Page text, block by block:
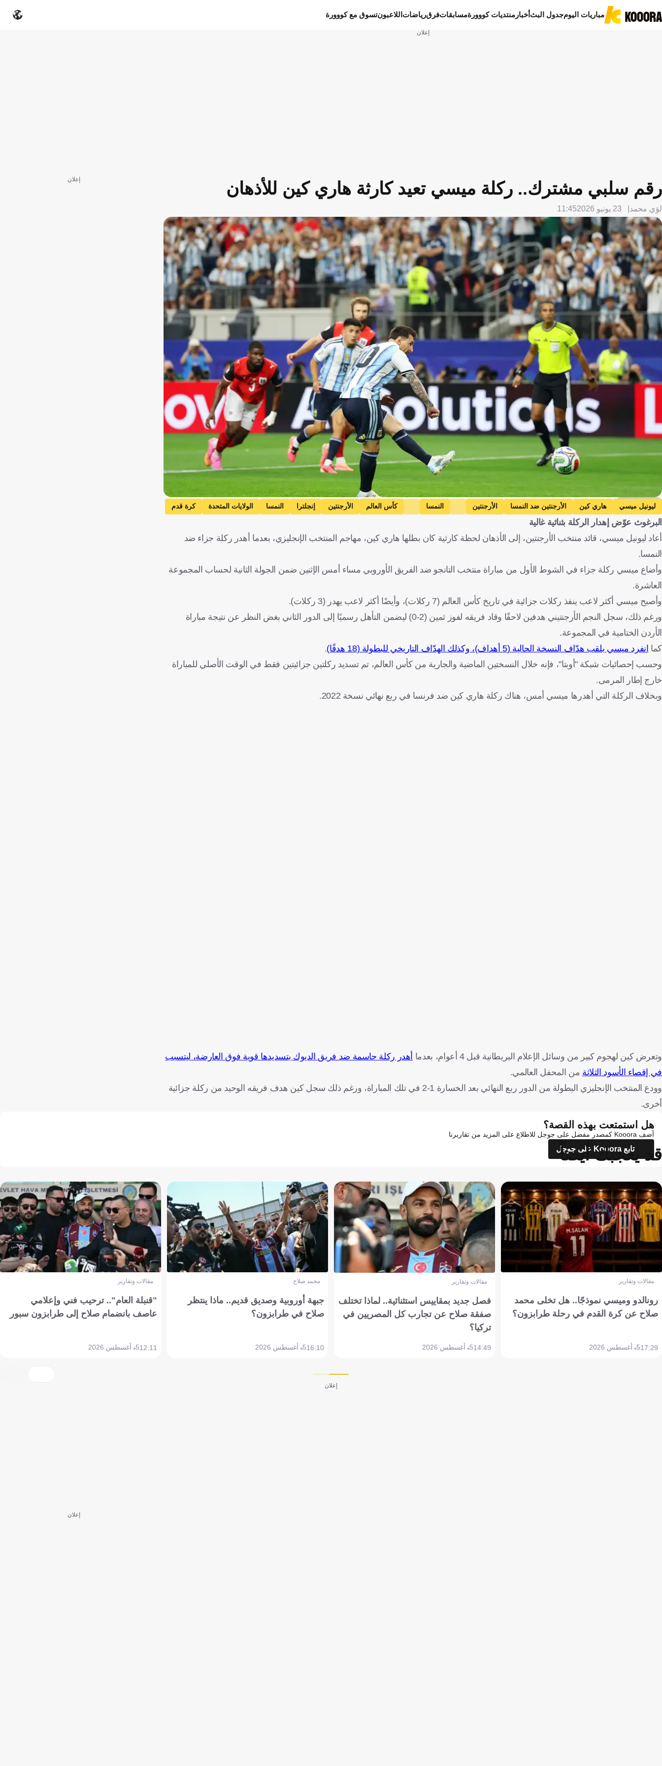
مباريات اليومجدول البثأخبار منتديات كووورةمسابقاتفرقرياضات اللاعبونتسوق مع كووورة
إعلان
رقم سلبي مشترك.. ركلة ميسي تعيد كارثة هاري كين للأذهان
لؤي محمد 23 يونيو 2026 11:45
Getty Images
ليونيل ميسي هاري كين الأرجنتين ضد النمسا الأرجنتين النمسا كأس العالم الأرجنتين إنجلترا النمسا الولايات المتحدة كرة قدم
البرغوث عوّض إهدار الركلة بثنائية غالية
أعاد ليونيل ميسي، قائد منتخب الأرجنتين، إلى الأذهان لحظة كارثية كان بطلها هاري كين، مهاجم المنتخب الإنجليزي، بعدما أهدر ركلة جزاء ضد
النمسا.
وأضاع ميسي ركلة جزاء في الشوط الأول من مباراة منتخب التانجو ضد الفريق الأوروبي مساء أمس الإثنين ضمن الجولة الثانية لحساب المجموعة
العاشرة.
وأصبح ميسي أكثر لاعب ينفذ ركلات جزائية في تاريخ كأس العالم (7 ركلات)، وأيضًا أكثر لاعب يهدر (3 ركلات).
ورغم ذلك، سجل النجم الأرجنتيني هدفين لاحقًا وقاد فريقه لفوز ثمين (2-0) ليضمن التأهل رسميًا إلى الدور الثاني بغض النظر عن نتيجة مباراة
الأردن الختامية في المجموعة.
كما انفرد ميسي بلقب هدّاف النسخة الحالية (5 أهداف)، وكذلك الهدّاف التاريخي للبطولة (18 هدفًا)
.
وحسب إحصائيات شبكة "أوبتا"، فإنه خلال النسختين الماضية والجارية من كأس العالم، تم تسديد ركلتين جزائيتين فقط في الوقت الأصلي للمباراة
خارج إطار المرمى.
وبخلاف الركلة التي أهدرها ميسي أمس، هناك ركلة هاري كين ضد فرنسا في ربع نهائي نسخة 2022.
وتعرض كين لهجوم كبير من وسائل الإعلام البريطانية قبل 4 أعوام، بعدما
أهدر ركلة حاسمة ضد فريق الديوك بتسديدها قوية فوق العارضة، ليتسبب
في إقصاء الأسود الثلاثة من المحفل العالمي.
وودع المنتخب الإنجليزي البطولة من الدور ربع النهائي بعد الخسارة 1-2 في تلك المباراة، ورغم ذلك سجل كين هدف فريقه الوحيد من ركلة جزائية
أخرى.
إعلان
هل استمتعت بهذه القصة؟
أضف Kooora كمصدر مفضل على جوجل للاطلاع على المزيد من تقاريرنا
تابع Kooora على جوجل
قد يعجبك أيضاً
مقالات وتقارير
رونالدو وميسي نموذجًا.. هل تخلى محمد
صلاح عن كرة القدم في رحلة طرابزون؟
17:295 أغسطس 2026
مقالات وتقارير
فصل جديد بمقاييس استثنائية.. لماذا تختلف
صفقة صلاح عن تجارب كل المصريين في
تركيا؟
14:495 أغسطس 2026
محمد صلاح
جبهة أوروبية وصديق قديم.. ماذا ينتظر
صلاح في طرابزون؟
16:105 أغسطس 2026
مقالات وتقارير
"قنبلة العام".. ترحيب فني وإعلامي
عاصف بانضمام صلاح إلى طرابزون سبور
12:115 أغسطس 2026
إعلان
إعلان